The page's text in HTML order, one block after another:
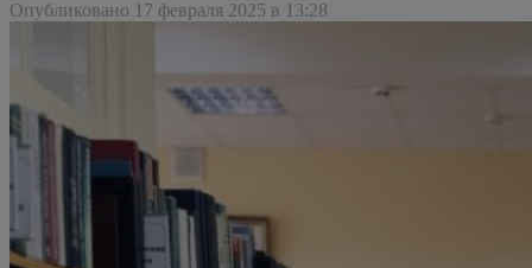
Опубликовано 17 февраля 2025 в 13:28